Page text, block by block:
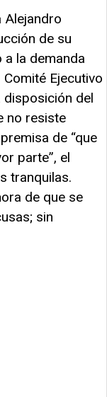
Alejandro
de su
la demanda
Ejecutivo
disposición del
no resiste
de “que
parte”, el
tranquilas.
de que se
sin